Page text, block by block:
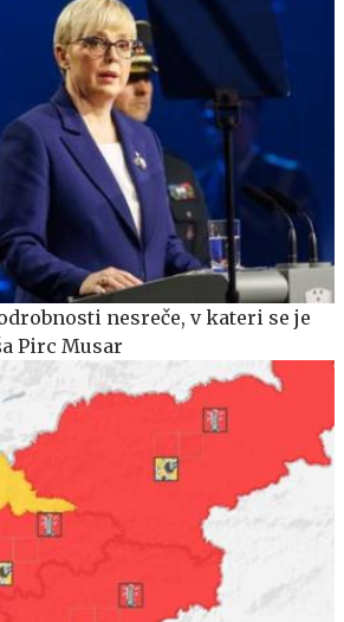
nesreče, v kateri se je
Pirc Musar